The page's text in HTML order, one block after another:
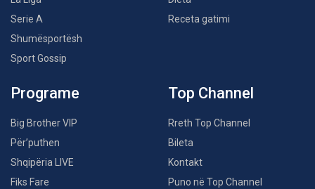
Serie A
Shumësportësh
Sport Gossip
Receta gatimi
Programe
Big Brother VIP
Për’puthen
Shqipëria LIVE
Fiks Fare
Top Channel
Rreth Top Channel
Bileta
Kontakt
Puno në Top Channel